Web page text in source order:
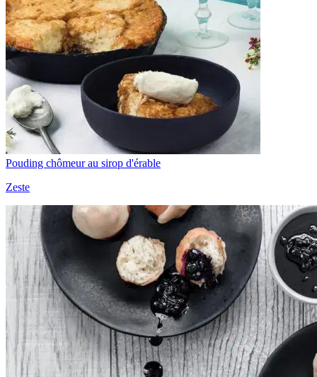
Pouding chômeur au sirop d'érable
Zeste